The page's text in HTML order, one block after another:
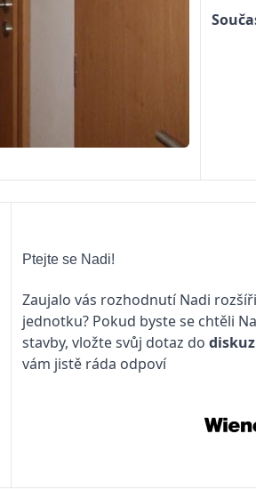
Ptejte se Nadi!
Zaujalo vás rozhodnutí Nadi
jednotku? Pokud byste se chtěli
stavby, vložte svůj dotaz do
vám jistě ráda odpoví